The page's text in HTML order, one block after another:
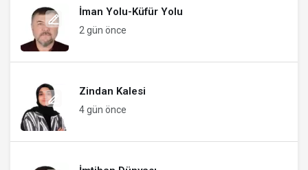
İman Yolu-Küfür Yolu
2 gün önce
Zindan Kalesi
4 gün önce